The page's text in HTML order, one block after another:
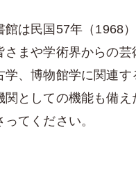
館は民国57年（1968
さまや学術界からの
、博物館学に関連
としての機能も備
てください。